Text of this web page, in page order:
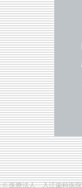
©医療法人 入江歯科医院